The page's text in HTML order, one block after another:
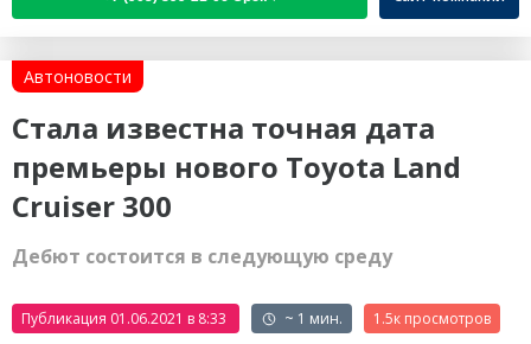
Автоновости
Стала известна точная дата
премьеры нового Toyota Land
Cruiser 300
Дебют состоится в следующую среду
Публикация 01.06.2021 в 8:33 ~ 1 мин. 1.5к